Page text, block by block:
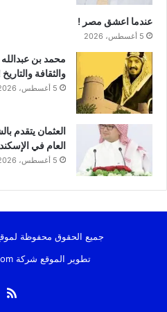
عندما اعشق مصر !
5 أغسطس، 2026
محمد بن
والثقافة والتاريخ
5 أغسطس، 2026
العثمان يتقدم
العام في
5 أغسطس، 2026
جميع الحقوق محفوظة لموقع
تطوير الموقع شركة